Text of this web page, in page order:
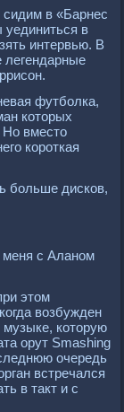
в «Барнес
в
интервью. В
легендарные
футболка,
которых
Но вместо
короткая
больше дисков,
с Аланом
этом
возбужден
музыке, которую
орут Smashing
очередь
встречался
в такт и с